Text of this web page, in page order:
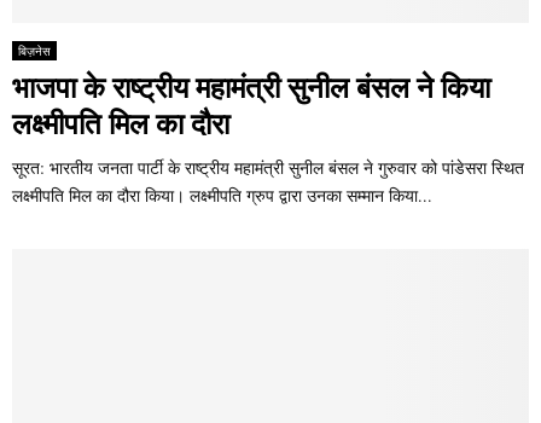
बिज़नेस
भाजपा के राष्ट्रीय महामंत्री सुनील बंसल ने किया
लक्ष्मीपति मिल का दौरा
सूरत: भारतीय जनता पार्टी के राष्ट्रीय महामंत्री सुनील बंसल ने गुरुवार को पांडेसरा स्थित
लक्ष्मीपति मिल का दौरा किया। लक्ष्मीपति ग्रुप द्वारा उनका सम्मान किया...